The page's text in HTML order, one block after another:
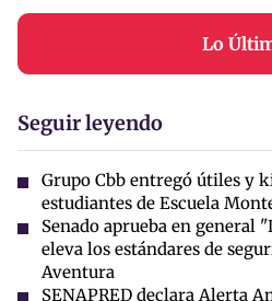
Lo
Seguir leyendo
Grupo Cbb entregó útiles y
estudiantes de Escuela
Senado aprueba en general
eleva los estándares de
Aventura
SENAPRED declara Alerta